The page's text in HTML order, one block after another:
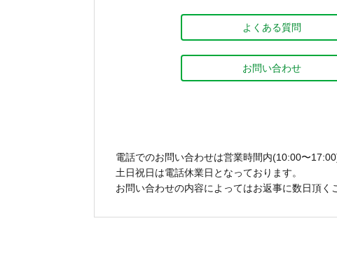
よくある質問
お問い合わせ
電話でのお問い合わせは営業時間内(10:00〜
土日祝日は電話休業日となっております。
お問い合わせの内容によってはお返事に数日頂く